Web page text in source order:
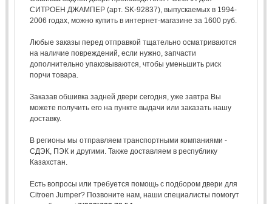
СИТРОЕН ДЖАМПЕР (арт. SK-92837), выпускаемых в 1994-
2006 годах, можно купить в интернет-магазине за 1600 руб.
Любые заказы перед отправкой тщательно осматриваются
на наличие повреждений, если нужно, запчасти
дополнительно упаковываются, чтобы уменьшить риск
порчи товара.
Заказав обшивка задней двери сегодня, уже завтра Вы
можете получить его на пункте выдачи или заказать нашу
доставку.
В регионы мы отправляем транспортными компаниями -
СДЭК, ПЭК и другими. Также доставляем в республику
Казахстан.
Есть вопросы или требуется помощь с подбором двери для
Citroen Jumper? Позвоните нам, наши специалисты помогут